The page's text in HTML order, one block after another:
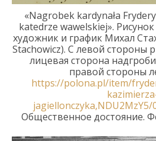
«Nagrobek kardynała
katedrze wawelskiej». Рисунок
художник и график Михал
Stachowicz). С левой стороны
лицевая сторона
правой стороны
https://polona.pl/item/
Общественное достояние.